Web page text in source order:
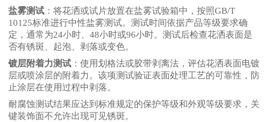
盐雾测试 ：将花洒或试片放置在盐雾试验箱中，按照GB/T
10125标准进行中性盐雾测试。测试时间依据产品等级要求确
定，通常为24小时、48小时或96小时。测试后检查花洒表面是
否有锈斑、起泡、剥落或变色。
镀层附着力测试 ：使用划格法或胶带剥离法，评估花洒表面电镀
层或喷涂层的附着力。该项测试验证表面处理工艺的可靠性，防
止涂层在使用过程中剥落。
耐腐蚀测试结果应达到标准规定的保护等级和外观等级要求，关
键装饰面不允许出现可见锈斑。